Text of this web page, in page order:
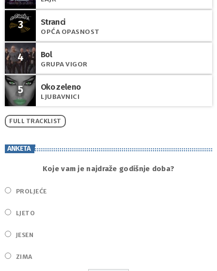
3 Stranci
OPĆA OPASNOST
4 Bol
GRUPA VIGOR
5 Oko zeleno
LJUBAVNICI
FULL TRACKLIST
ANKETA
Koje vam je najdraže godišnje doba?
PROLJEĆE
LJETO
JESEN
ZIMA